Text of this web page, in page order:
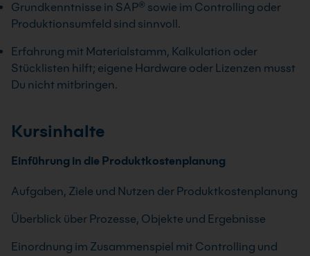
Grundkenntnisse in SAP® sowie im Controlling oder
Produktionsumfeld sind sinnvoll.
Erfahrung mit Materialstamm, Kalkulation oder
Stücklisten hilft; eigene Hardware oder Lizenzen musst
Du nicht mitbringen.
Kursinhalte
Einführung in die Produktkostenplanung
Aufgaben, Ziele und Nutzen der Produktkostenplanung
Überblick über Prozesse, Objekte und Ergebnisse
Einordnung im Zusammenspiel mit Controlling und